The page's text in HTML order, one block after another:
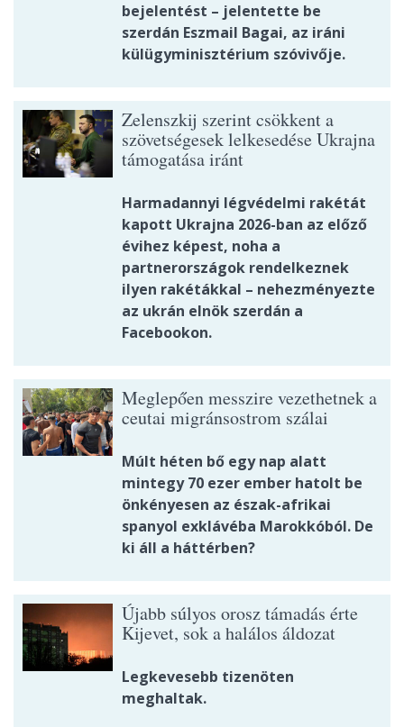
bejelentést – jelentette be
szerdán Eszmail Bagai, az iráni
külügyminisztérium szóvivője.
Zelenszkij szerint csökkent a
szövetségesek lelkesedése Ukrajna
támogatása iránt
Harmadannyi légvédelmi rakétát
kapott Ukrajna 2026-ban az előző
évihez képest, noha a
partnerországok rendelkeznek
ilyen rakétákkal – nehezményezte
az ukrán elnök szerdán a
Facebookon.
Meglepően messzire vezethetnek a
ceutai migránsostrom szálai
Múlt héten bő egy nap alatt
mintegy 70 ezer ember hatolt be
önkényesen az észak-afrikai
spanyol exklávéba Marokkóból. De
ki áll a háttérben?
Újabb súlyos orosz támadás érte
Kijevet, sok a halálos áldozat
Legkevesebb tizenöten
meghaltak.